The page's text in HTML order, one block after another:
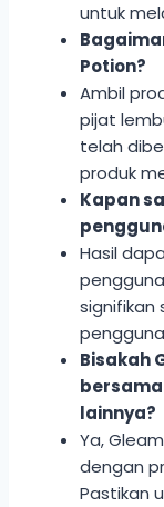
untuk
Potion?
Ambil
pijat
telah
produk
Kapan
Hasil
signifikan
Bisakah
lainnya?
Ya,
dengan
Pastikan